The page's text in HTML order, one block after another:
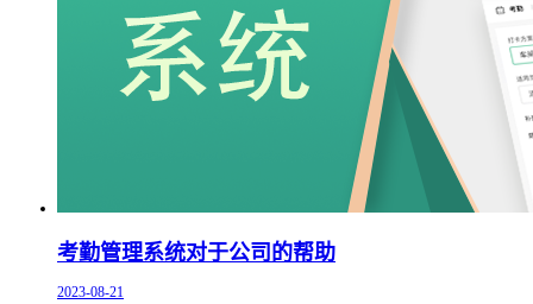
考勤管理系统对于公司的帮助
2023-08-21